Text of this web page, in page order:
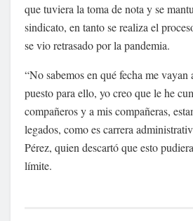
que tuviera la toma de nota y se
sindicato, en tanto se realiza el
se vio retrasado por la pandemia.
“No sabemos en qué fecha me vayan
puesto para ello, yo creo que le he
compañeros y a mis compañeras,
legados, como es carrera
Pérez, quien descartó que esto
límite.